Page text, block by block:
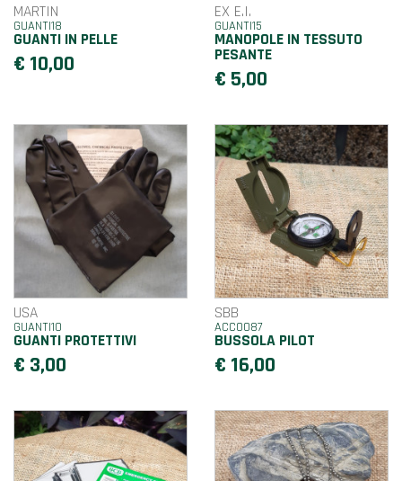
MARTIN
GUANTI18
GUANTI IN PELLE
€ 10,00
EX E.I.
GUANTI15
MANOPOLE IN TESSUTO
PESANTE
€ 5,00
USA
GUANTI10
GUANTI PROTETTIVI
€ 3,00
SBB
ACC0087
BUSSOLA PILOT
€ 16,00